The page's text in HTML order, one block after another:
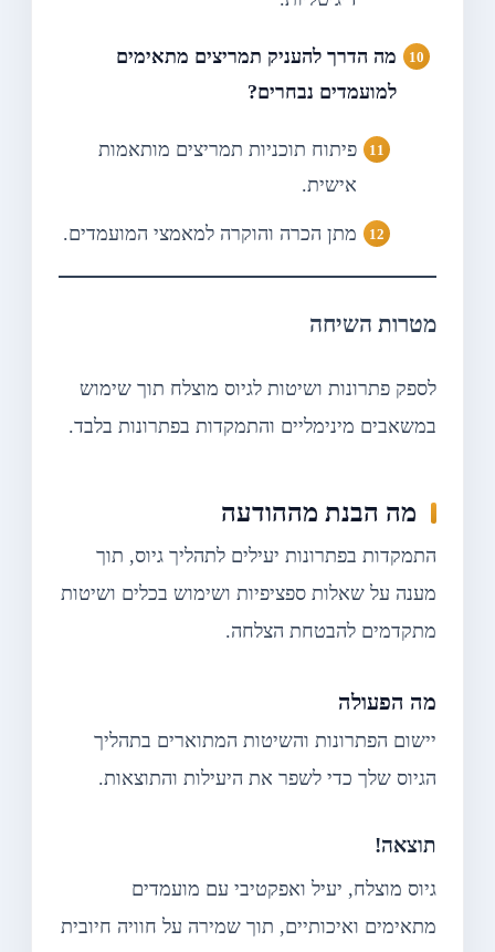
מה הדרך להעניק תמריצים מתאימים
למועמדים נבחרים?
פיתוח תוכניות תמריצים מותאמות
אישית.
מתן הכרה והוקרה למאמצי המועמדים.
מטרות השיחה
לספק פתרונות ושיטות לגיוס מוצלח תוך שימוש
במשאבים מינימליים והתמקדות בפתרונות בלבד.
מה הבנת מההודעה
התמקדות בפתרונות יעילים לתהליך גיוס, תוך
מענה על שאלות ספציפיות ושימוש בכלים ושיטות
מתקדמים להבטחת הצלחה.
מה הפעולה
יישום הפתרונות והשיטות המתוארים בתהליך
הגיוס שלך כדי לשפר את היעילות והתוצאות.
תוצאה!
גיוס מוצלח, יעיל ואפקטיבי עם מועמדים
מתאימים ואיכותיים, תוך שמירה על חוויה חיובית